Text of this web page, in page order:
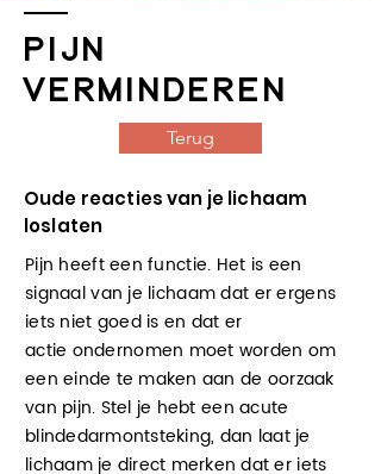
PIJN
VERMINDEREN
Terug
Oude reacties van je lichaam
loslaten
Pijn heeft een functie. Het is een
signaal van je lichaam dat er ergens
iets niet goed is en dat er
actie ondernomen moet worden om
een einde te maken aan de oorzaak
van pijn. Stel je hebt een acute
blindedarmontsteking, dan laat je
lichaam je direct merken dat er iets